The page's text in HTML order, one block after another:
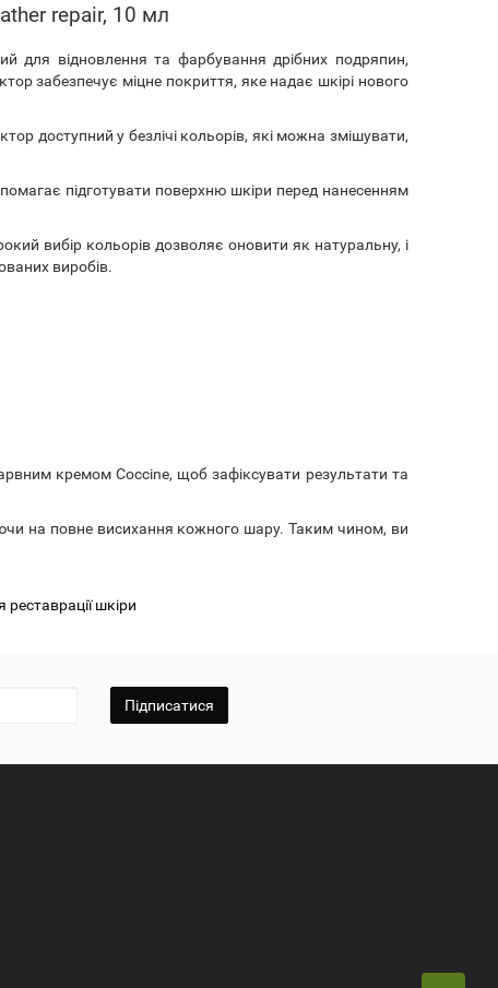
repair, 10 мл
для відновлення та фарбування дрібних подряпин,
забезпечує міцне покриття, яке надає шкірі нового
доступний у безлічі кольорів, які можна змішувати,
підготувати поверхню шкіри перед нанесенням
вибір кольорів дозволяє оновити як натуральну, і
виробів.
кремом Coccine, щоб зафіксувати результати та
на повне висихання кожного шару. Таким чином, ви
реставрації шкіри
Підписатися